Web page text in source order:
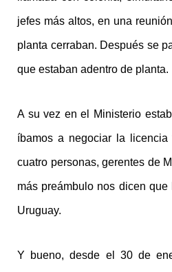
jefes más altos, en una
planta cerraban. Después se
que estaban adentro de planta.
A su vez en el Ministerio
íbamos a negociar la licencia
cuatro personas, gerentes de
más preámbulo nos dicen
Uruguay.
Y bueno, desde el 30 de